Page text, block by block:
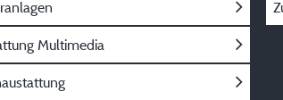
Multimedia